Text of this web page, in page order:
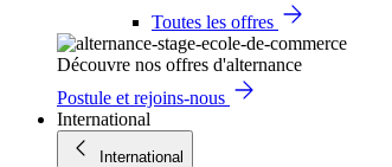
Toutes les offres
Découvre nos offres d'alternance
Postule et rejoins-nous
International
International